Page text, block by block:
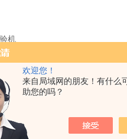
欢迎您！
来自局域网的朋友！有什么
助您的吗？
机